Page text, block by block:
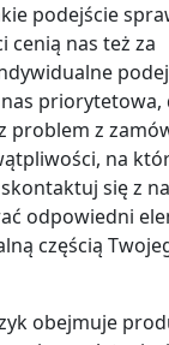
podejście
cenią nas też za
nas priorytetowa,
problem z
na
się z
odpowiedni
częścią
obejmuje